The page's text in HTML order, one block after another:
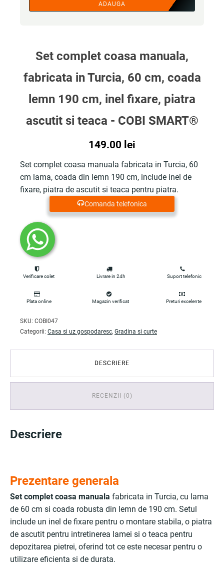
ADAUGA
Set complet coasa manuala,
fabricata in Turcia, 60 cm, coada
lemn 190 cm, inel fixare, piatra
ascutit si teaca - COBI SMART®
149.00 lei
Set complet coasa manuala fabricata in Turcia, 60
cm lama, coada din lemn 190 cm, include inel de
fixare, piatra de ascutit si teaca pentru piatra.
Comanda telefonica
Verificare colet Livrare in 24h Suport telefonic
Plata online Magazin verificat Preturi excelente
SKU: COBI047
Categorii: Casa si uz gospodaresc, Gradina si curte
DESCRIERE
RECENZII (0)
Descriere
Prezentare generala
Set complet coasa manuala fabricata in Turcia, cu lama
de 60 cm si coada robusta din lemn de 190 cm. Setul
include un inel de fixare pentru o montare stabila, o piatra
de ascutit pentru intretinerea lamei si o teaca pentru
depozitarea pietrei, oferind tot ce este necesar pentru o
utilizare eficienta si de durata.